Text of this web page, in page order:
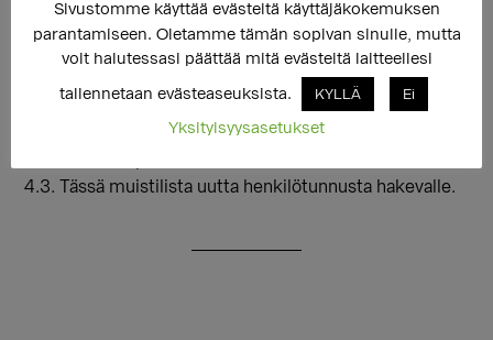
4.3. Tässä muistilista uutta henkilötunnusta hakevalle.
Sivustomme käyttää evästeitä käyttäjäkokemuksen
parantamiseen. Oletamme tämän sopivan sinulle, mutta
voit halutessasi päättää mitä evästeitä laitteellesi
tallennetaan evästeaseuksista. KYLLÄ Ei
Yksityisyysasetukset